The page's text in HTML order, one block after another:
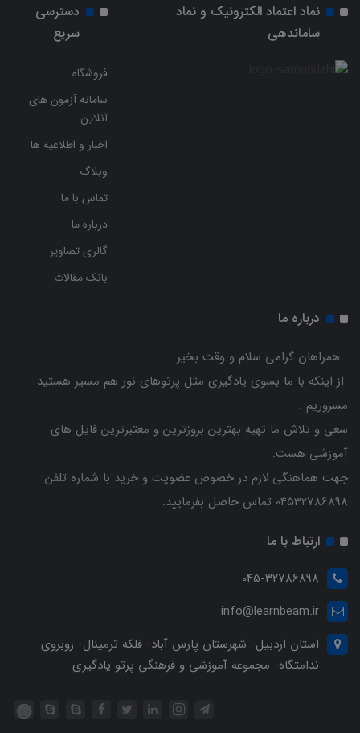
نماد اعتماد الکترونیک و نماد
ساماندهی
دسترسی
سریع
فروشگاه
سامانه آزمون های
آنلاین
اخبار و اطلاعیه ها
وبلاگ
تماس با ما
درباره ما
گالری تصاویر
بانک مقالات
درباره ما
همراهان گرامی سلام و وقت بخیر.
از اینکه با ما بسوی یادگیری مثل پرتوهای نور هم مسیر هستید
مسروریم .
سعی و تلاش ما تهیه بهترین بروزترین و معتبرترین فایل های
آموزشی هست.
جهت هماهنگی لازم در خصوص عضویت و خرید با شماره تلفن
04532786898 تماس حاصل بفرمایید.
ارتباط با ما
045-32786898
info@learnbeam.ir
استان اردبیل- شهرستان پارس آباد- فلکه ترمینال- روبروی
ندامتگاه- مجموعه آموزشی و فرهنگی پرتو یادگیری